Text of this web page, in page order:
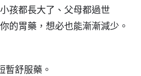
孩都長大了、父母都過世
的胃藥，想必也能漸漸減少。
暫舒服藥。